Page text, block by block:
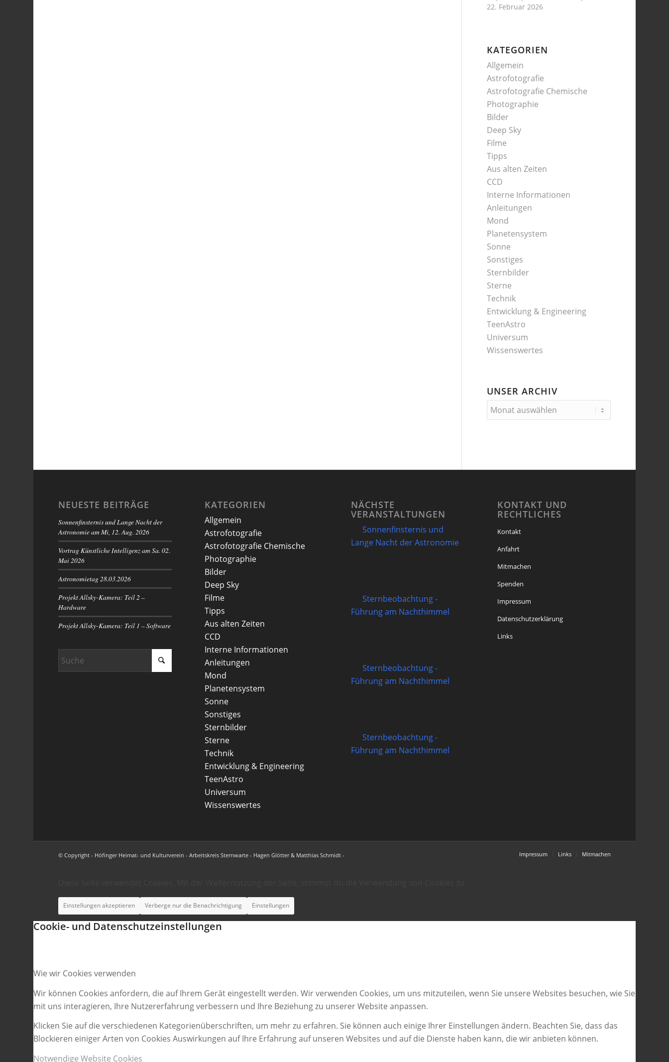
22. Februar 2026
KATEGORIEN
Allgemein
Astrofotografie
Astrofotografie Chemische
Photographie
Bilder
Deep Sky
Filme
Tipps
Aus alten Zeiten
CCD
Interne Informationen
Anleitungen
Mond
Planetensystem
Sonne
Sonstiges
Sternbilder
Sterne
Technik
Entwicklung & Engineering
TeenAstro
Universum
Wissenswertes
UNSER ARCHIV
NEUESTE BEITRÄGE
Sonnenfinsternis und Lange Nacht der
Astronomie am Mi, 12. Aug. 2026
Vortrag Künstliche Intelligenz am Sa. 02.
Mai 2026
Astronomietag 28.03.2026
Projekt Allsky-Kamera: Teil 2 –
Hardware
Projekt Allsky-Kamera: Teil 1 – Software
KATEGORIEN
Allgemein
Astrofotografie
Astrofotografie Chemische
Photographie
Bilder
Deep Sky
Filme
Tipps
Aus alten Zeiten
CCD
Interne Informationen
Anleitungen
Mond
Planetensystem
Sonne
Sonstiges
Sternbilder
Sterne
Technik
Entwicklung & Engineering
TeenAstro
Universum
Wissenswertes
NÄCHSTE
VERANSTALTUNGEN
Sonnenfinsternis und
Lange Nacht der Astronomie
Sternbeobachtung -
Führung am Nachthimmel
Sternbeobachtung -
Führung am Nachthimmel
Sternbeobachtung -
Führung am Nachthimmel
KONTAKT UND
RECHTLICHES
Kontakt
Anfahrt
Mitmachen
Spenden
Impressum
Datenschutzerklärung
Links
© Copyright - Höfinger Heimat- und Kulturverein - Arbeitskreis Sternwarte - Hagen Glötter & Matthias Schmidt - Impressum Links Mitmachen
Einstellungen akzeptieren Verberge nur die Benachrichtigung Einstellungen
Cookie- und Datenschutzeinstellungen
Wie wir Cookies verwenden
Wir können Cookies anfordern, die auf Ihrem Gerät eingestellt werden. Wir verwenden Cookies, um uns mitzuteilen, wenn Sie unsere Websites besuchen, wie Sie
mit uns interagieren, Ihre Nutzererfahrung verbessern und Ihre Beziehung zu unserer Website anpassen.
Klicken Sie auf die verschiedenen Kategorienüberschriften, um mehr zu erfahren. Sie können auch einige Ihrer Einstellungen ändern. Beachten Sie, dass das
Blockieren einiger Arten von Cookies Auswirkungen auf Ihre Erfahrung auf unseren Websites und auf die Dienste haben kann, die wir anbieten können.
Notwendige Website Cookies